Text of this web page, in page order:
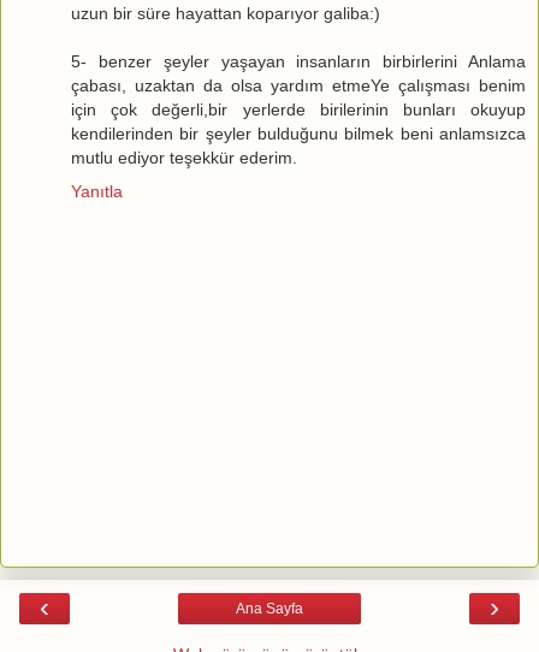
uzun bir süre hayattan koparıyor galiba:)
5- benzer şeyler yaşayan insanların birbirlerini Anlama
çabası, uzaktan da olsa yardım etmeYe çalışması benim
için çok değerli,bir yerlerde birilerinin bunları okuyup
kendilerinden bir şeyler bulduğunu bilmek beni anlamsızca
mutlu ediyor teşekkür ederim.
Yanıtla
‹ ›
Ana Sayfa